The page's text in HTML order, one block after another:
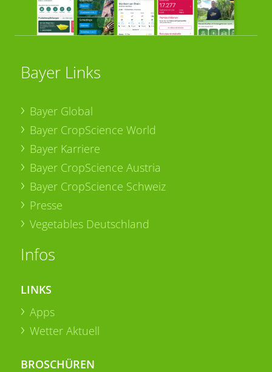
Bayer Links
Bayer Global
Bayer CropScience World
Bayer Karriere
Bayer CropScience Austria
Bayer CropScience Schweiz
Presse
Vegetables Deutschland
Infos
LINKS
Apps
Wetter Aktuell
BROSCHÜREN